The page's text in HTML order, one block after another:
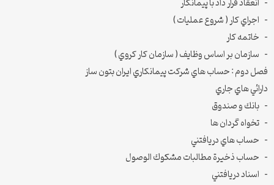
– انعقاد قرار داد با پيمانكار
– اجراي كار ( شروع عمليات )
– خاتمه كار
– سازمان بر اساس وظايف ( سازمان كار كروي )
فصل دوم : حساب هاي شركت پيمانكاري ايران بتون ساز
دارائي هاي جاري
– بانك و صندوق
– تخواه گردان ها
– حساب هاي دريافتني
– حساب ذخيرة مطالبات مشكوك الوصول
– اسناد دريافتني